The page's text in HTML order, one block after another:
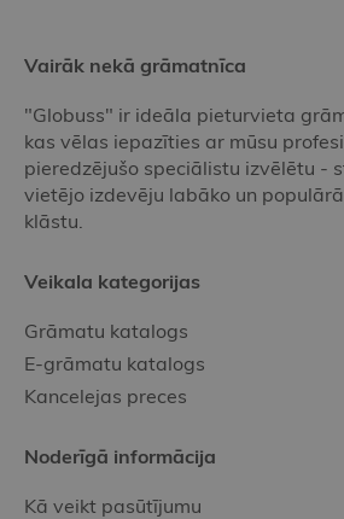
Vairāk nekā grāmatnīca
"Globuss" ir ideāla pieturvieta
kas vēlas iepazīties ar mūsu
pieredzējušo speciālistu izvēlētu -
vietējo izdevēju labāko un
klāstu.
Veikala kategorijas
Grāmatu katalogs
E-grāmatu katalogs
Kancelejas preces
Noderīgā informācija
Kā veikt pasūtījumu